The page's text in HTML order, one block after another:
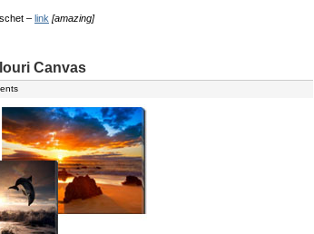
– link [amazing]
Canvas